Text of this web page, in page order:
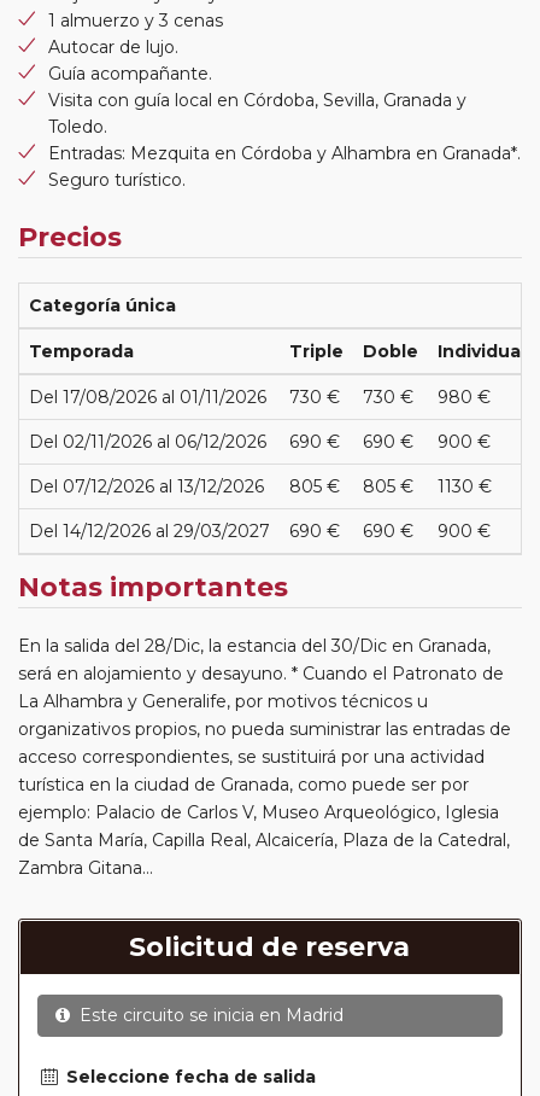
1 almuerzo y 3 cenas
Autocar de lujo.
Guía acompañante.
Visita con guía local en Córdoba, Sevilla, Granada y
Toledo.
Entradas: Mezquita en Córdoba y Alhambra en Granada*.
Seguro turístico.
Precios
Categoría única
Temporada Triple Doble Individual
Del 17/08/2026 al 01/11/2026 730 € 730 € 980 €
Del 02/11/2026 al 06/12/2026 690 € 690 € 900 €
Del 07/12/2026 al 13/12/2026 805 € 805 € 1130 €
Del 14/12/2026 al 29/03/2027 690 € 690 € 900 €
Notas importantes
En la salida del 28/Dic, la estancia del 30/Dic en Granada,
será en alojamiento y desayuno. * Cuando el Patronato de
La Alhambra y Generalife, por motivos técnicos u
organizativos propios, no pueda suministrar las entradas de
acceso correspondientes, se sustituirá por una actividad
turística en la ciudad de Granada, como puede ser por
ejemplo: Palacio de Carlos V, Museo Arqueológico, Iglesia
de Santa María, Capilla Real, Alcaicería, Plaza de la Catedral,
Zambra Gitana…
Solicitud de reserva
Este circuito se inicia en Madrid
Seleccione fecha de salida